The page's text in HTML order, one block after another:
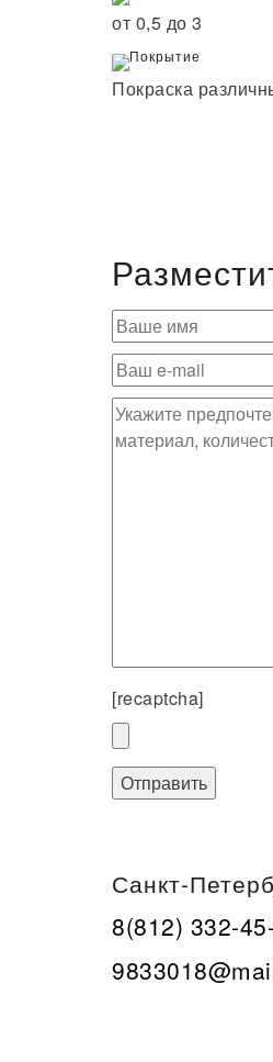
от 0,5 до 3
Покрытие
Покраска
[recaptcha]
Санкт-
8(812) 332-